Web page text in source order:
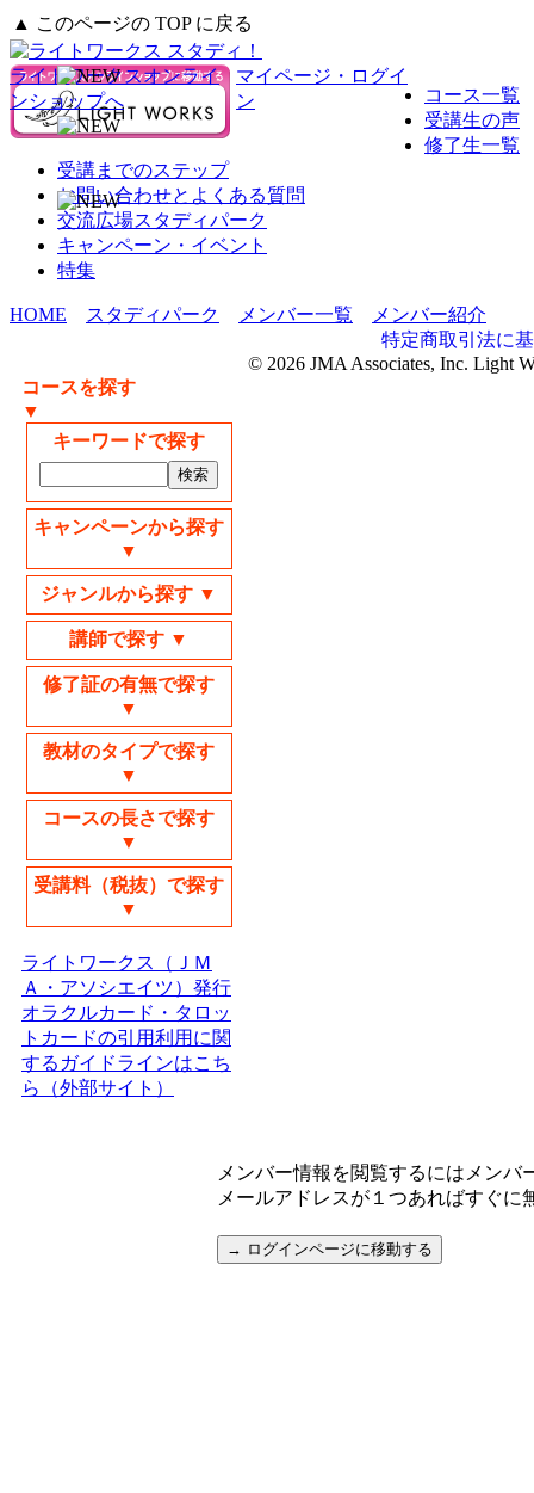
▲ このページの TOP に戻る
ライトワークスオンライ
ンショップへ
マイページ・ログイ
ン
コース一覧
受講生の声
修了生一覧
受講までのステップ
お問い合わせとよくある質問
交流広場スタディパーク
キャンペーン・イベント
特集
HOME スタディパーク メンバー一覧 メンバー紹介
コースを探す
▼
キーワードで探す
キャンペーンから探す
▼
ジャンルから探す ▼
講師で探す ▼
修了証の有無で探す
▼
教材のタイプで探す
▼
コースの長さで探す
▼
受講料（税抜）で探す
▼
ライトワークス（ＪＭ
Ａ・アソシエイツ）発行
オラクルカード・タロッ
トカードの引用利用に関
するガイドラインはこち
ら（外部サイト）
メンバー情報を閲覧するにはメン
メールアドレスが１つあればすぐに
特定商取引法に
© 2026 JMA Associates, Inc. Light